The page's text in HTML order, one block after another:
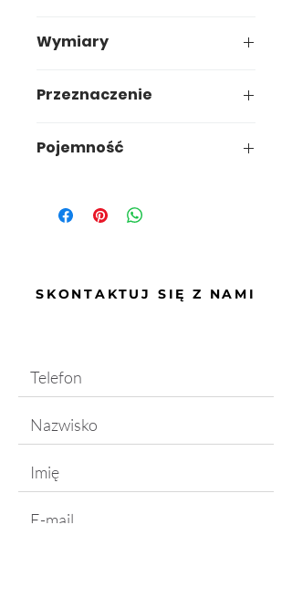
Wymiary
Przeznaczenie
Pojemność
SKONTAKTUJ SIĘ Z NAMI